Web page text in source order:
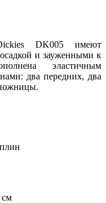
DK005 имеют
и зауженными к
эластичным
два передних, два
см